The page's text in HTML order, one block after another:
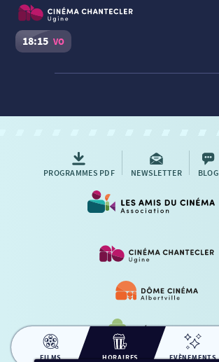
FILMS HORAIRES EVÈNEMENTS
18:15 VO
Cinéma Le Chantecler – Ugine :Salle 2
PROGRAMMES PDF NEWSLETTER BLOG